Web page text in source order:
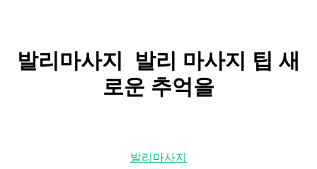
발리마사지 ​ 발리 마사지 팁 새
로운 추억을
발리마사지